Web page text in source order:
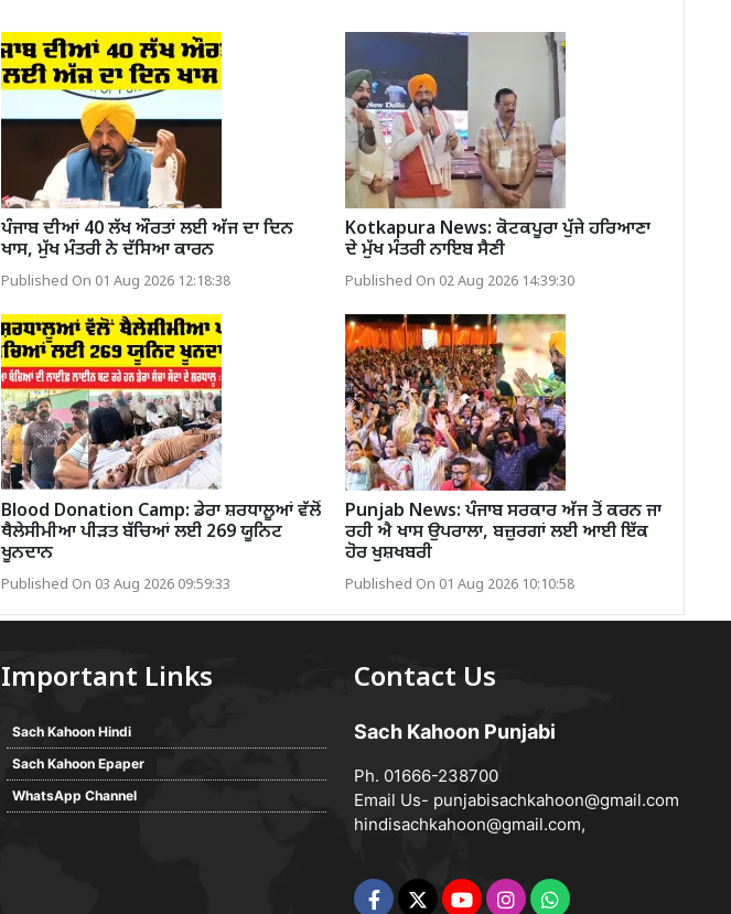
ਪੰਜਾਬ ਦੀਆਂ 40 ਲੱਖ ਔਰਤਾਂ ਲਈ ਅੱਜ ਦਾ ਦਿਨ
ਖਾਸ, ਮੁੱਖ ਮੰਤਰੀ ਨੇ ਦੱਸਿਆ ਕਾਰਨ
Published On 01 Aug 2026 12:18:38
Kotkapura News: ਕੋਟਕਪੂਰਾ ਪੁੱਜੇ ਹਰਿਆਣਾ
ਦੇ ਮੁੱਖ ਮੰਤਰੀ ਨਾਇਬ ਸੈਣੀ
Published On 02 Aug 2026 14:39:30
Blood Donation Camp: ਡੇਰਾ ਸ਼ਰਧਾਲੂਆਂ ਵੱਲੋਂ
ਥੈਲੇਸੀਮੀਆ ਪੀੜਤ ਬੱਚਿਆਂ ਲਈ 269 ਯੂਨਿਟ
ਖੂਨਦਾਨ
Published On 03 Aug 2026 09:59:33
Punjab News: ਪੰਜਾਬ ਸਰਕਾਰ ਅੱਜ ਤੋਂ ਕਰਨ ਜਾ
ਰਹੀ ਐ ਖਾਸ ਉਪਰਾਲਾ, ਬਜ਼ੁਰਗਾਂ ਲਈ ਆਈ ਇੱਕ
ਹੋਰ ਖੁਸ਼ਖਬਰੀ
Published On 01 Aug 2026 10:10:58
Important Links
Sach Kahoon Hindi
Sach Kahoon Epaper
WhatsApp Channel
Contact Us
Sach Kahoon Punjabi
Ph. 01666-238700
Email Us- punjabisachkahoon@gmail.com
hindisachkahoon@gmail.com,